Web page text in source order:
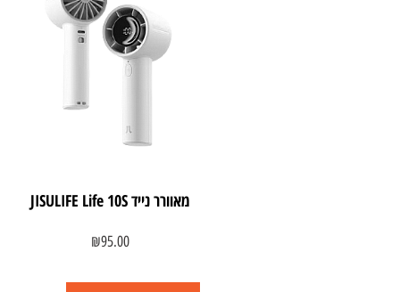
מאוורר נייד JISULIFE Life 10S
₪95.00